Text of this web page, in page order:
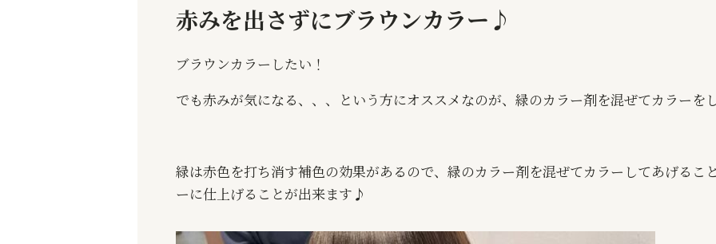
赤みを出さずにブラウンカラー♪
ブラウンカラーしたい！
でも赤みが気になる、、、という方にオススメなのが、緑のカラー剤を混ぜてカラーを
緑は赤色を打ち消す補色の効果があるので、緑のカラー剤を混ぜてカラーしてあげるこ
ーに仕上げることが出来ます♪